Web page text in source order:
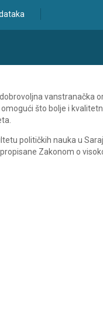
vanstranačka
što bolje i
političkih nauka u
Zakonom o